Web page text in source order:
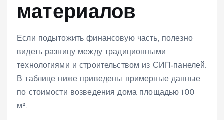
материалов
Если подытожить финансовую часть, полезно
видеть разницу между традиционными
технологиями и строительством из СИП-панелей.
В таблице ниже приведены примерные данные
по стоимости возведения дома площадью 100
м².